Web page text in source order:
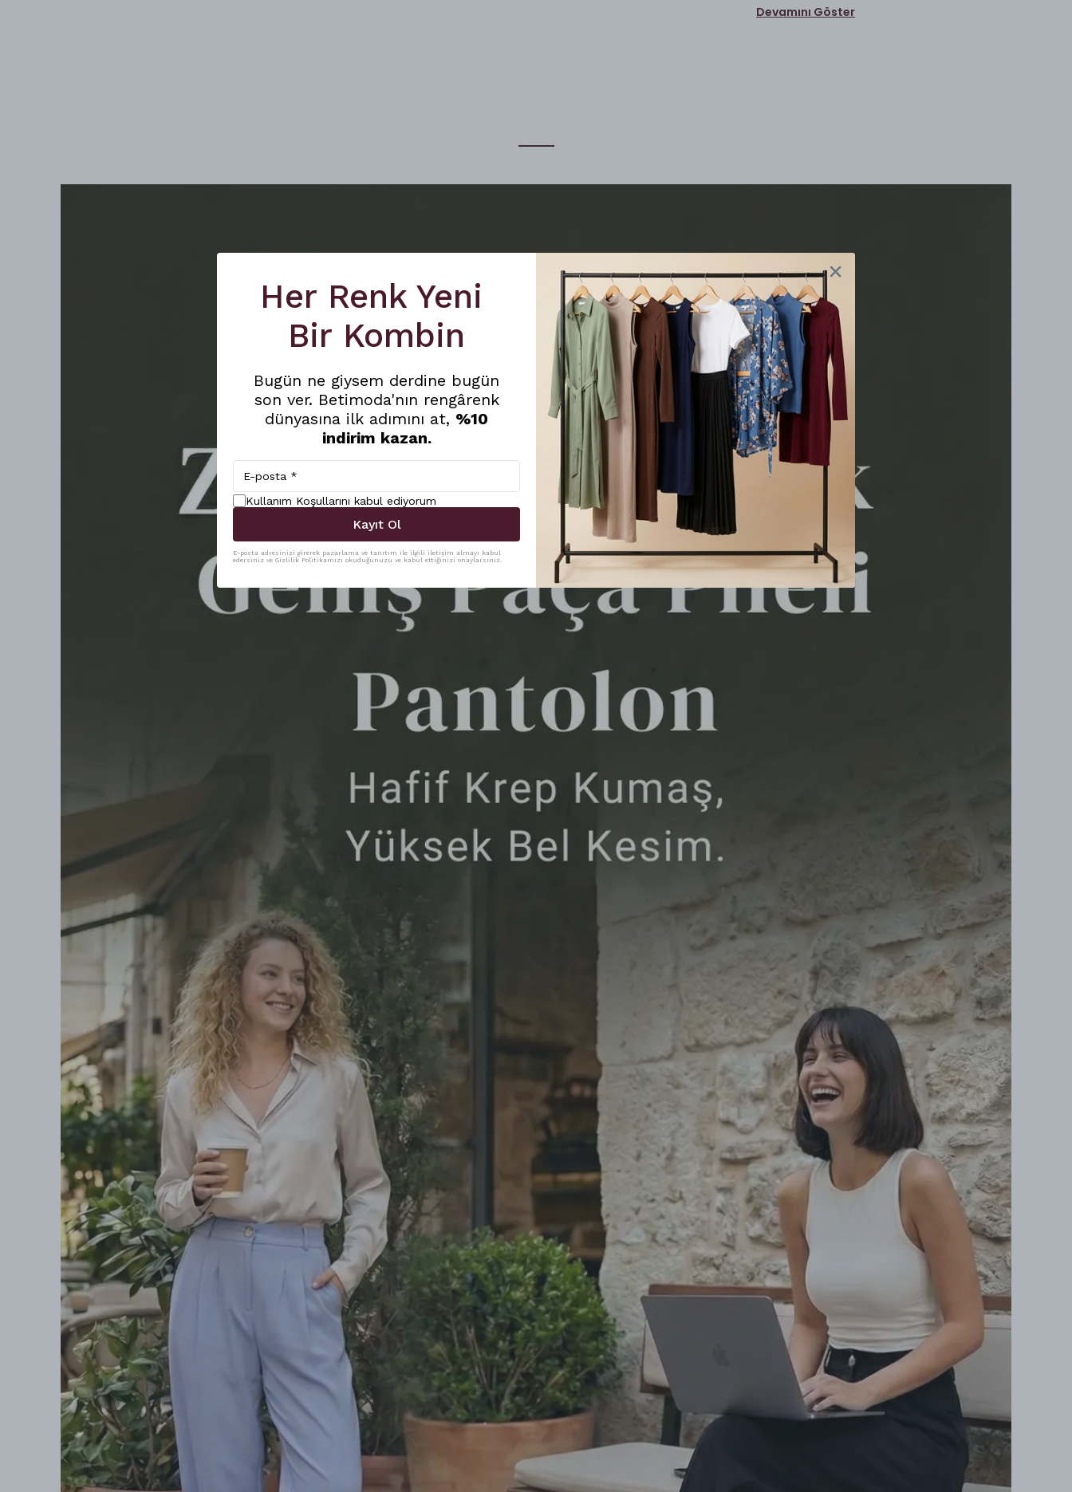
Devamını Göster
Her Renk Yeni
Bir Kombin
Bugün ne giysem derdine bugün
son ver. Betimoda'nın rengârenk
dünyasına ilk adımını at, %10
indirim kazan.
Kullanım Koşullarını kabul ediyorum
Kayıt Ol
E-posta adresinizi girerek pazarlama ve tanıtım ile ilgili iletişim almayı kabul
edersiniz ve Gizlilik Politikamızı okuduğunuzu ve kabul ettiğinizi onaylarsınız.